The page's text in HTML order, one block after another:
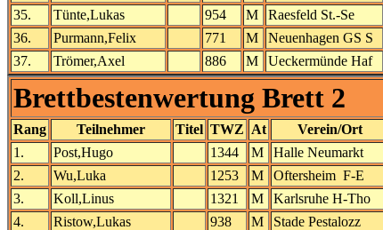
35.
Tünte,Lukas 954 M Raesfeld St.-Se
36.
Purmann,Felix 771 M Neuenhagen GS S
37.
Trömer,Axel 886 M Ueckermünde Haf
Brettbestenwertung Brett 2
Rang Teilnehmer Titel TWZ At Verein/Ort
1.
Post,Hugo 1344 M Halle Neumarkt
2.
Wu,Luka 1253 M Oftersheim F-E
3.
Koll,Linus 1321 M Karlsruhe H-Tho
4.
Ristow,Lukas 938 M Stade Pestalozz